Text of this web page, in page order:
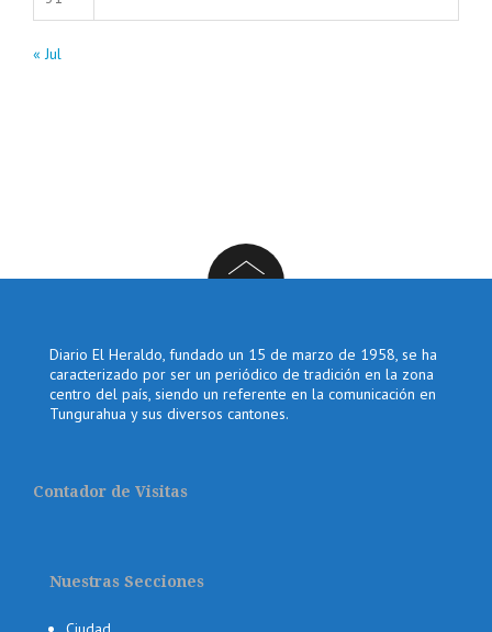
« Jul
Diario El Heraldo, fundado un 15 de marzo de 1958, se ha
caracterizado por ser un periódico de tradición en la zona
centro del país, siendo un referente en la comunicación en
Tungurahua y sus diversos cantones.
Contador de Visitas
Nuestras Secciones